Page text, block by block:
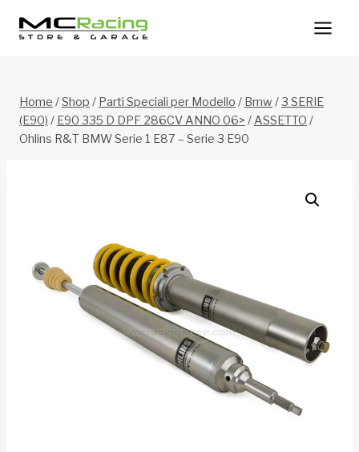
Home /Shop / Parti Speciali per Modello / Bmw /3 SERIE
(E90) / E90 335 D DPF 286CV ANNO 06> /ASSETTO /
Ohlins R&T BMW Serie 1 E87 – Serie 3 E90